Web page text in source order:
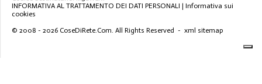
INFORMATIVA AL TRATTAMENTO DEI DATI PERSONALI | Informativa sui
cookies
© 2008 - 2026 CoseDiRete.Com. All Rights Reserved - xml sitemap